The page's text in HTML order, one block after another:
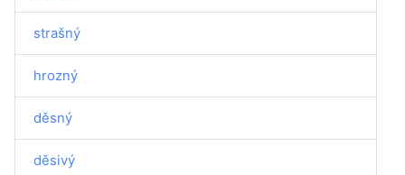
strašný
hrozný
děsný
děsivý